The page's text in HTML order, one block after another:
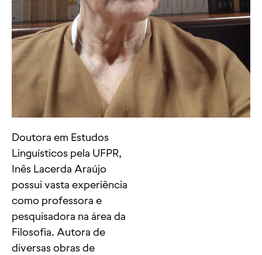
Doutora em Estudos
Linguísticos pela UFPR,
Inês Lacerda Araújo
possui vasta experiência
como professora e
pesquisadora na área da
Filosofia. Autora de
diversas obras de